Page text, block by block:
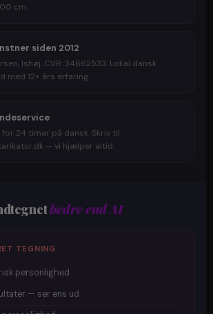
cm.
siden 2012
Ishøj. CVR: 34662533. Lokal dansk
med 12+ års erfaring.
for 24 timer på dansk. Skriv til
— vi hjælper altid.
bedre end AI
TEGNING
personlighed
— ser ens ud